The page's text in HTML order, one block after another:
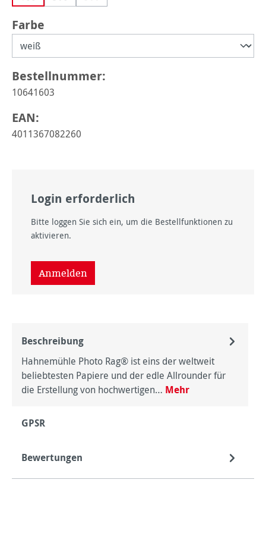
(Diese Option ist zurzeit nicht verfügbar.)
Farbe
Bestellnummer:
10641603
EAN:
4011367082260
Login erforderlich
Bitte loggen Sie sich ein, um die Bestellfunktionen zu
aktivieren.
Anmelden
Beschreibung
Hahnemühle Photo Rag® ist eins der weltweit
beliebtesten Papiere und der edle Allrounder für
die Erstellung von hochwertigen… Mehr
GPSR
Bewertungen